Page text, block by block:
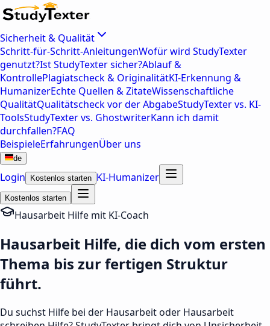
Sicherheit & Qualität
Schritt-für-Schritt-AnleitungenWofür wird StudyTexter
genutzt?Ist StudyTexter sicher?Ablauf &
KontrollePlagiatscheck & OriginalitätKI-Erkennung &
HumanizerEchte Quellen & ZitateWissenschaftliche
QualitätQualitätscheck vor der AbgabeStudyTexter vs. KI-
ToolsStudyTexter vs. GhostwriterKann ich damit
durchfallen?FAQ
BeispieleErfahrungenÜber uns
de
Login Kostenlos starten KI-Humanizer
Kostenlos starten
Hausarbeit Hilfe mit KI-Coach
Hausarbeit Hilfe, die dich vom ersten
Thema bis zur fertigen Struktur
führt.
Du suchst Hilfe bei der Hausarbeit oder Hausarbeit